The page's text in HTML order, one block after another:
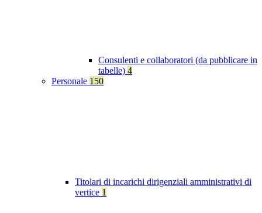
Consulenti e collaboratori (da pubblicare in
tabelle) 4
Personale 150
Titolari di incarichi dirigenziali amministrativi di
vertice 1